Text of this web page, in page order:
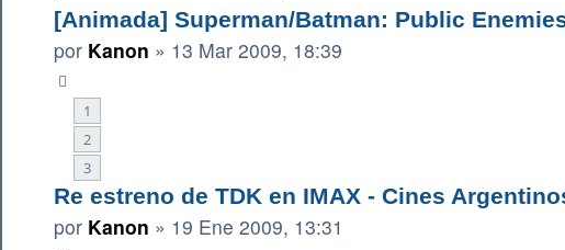
[Animada] Superman/Batman: Public
por Kanon » 13 Mar 2009, 18:39
1
2
3
Re estreno de TDK en IMAX - Cines
por Kanon » 19 Ene 2009, 13:31